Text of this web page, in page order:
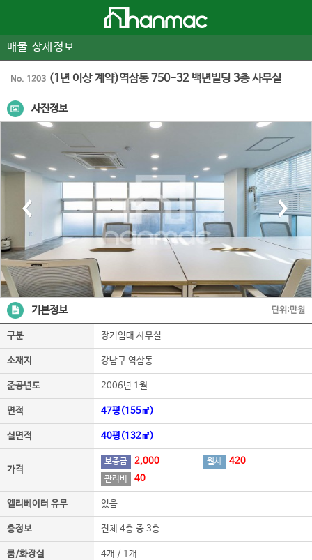
매물 상세정보
No. 1203 (1년 이상 계약)역삼동 750-32 백년빌딩 3층 사무실
사진정보
기본정보 단위:만원
구분 장기임대 사무실
소재지 강남구 역삼동
준공년도 2006년 1월
면적 47평(155㎡)
실면적 40평(132㎡)
가격
보증금 2,000 월세 420
관리비 40
엘리베이터 유무 있음
층정보 전체 4층 중 3층
룸/화장실 4개 / 1개